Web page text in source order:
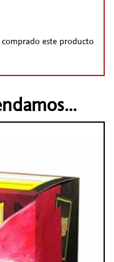
comprado este producto